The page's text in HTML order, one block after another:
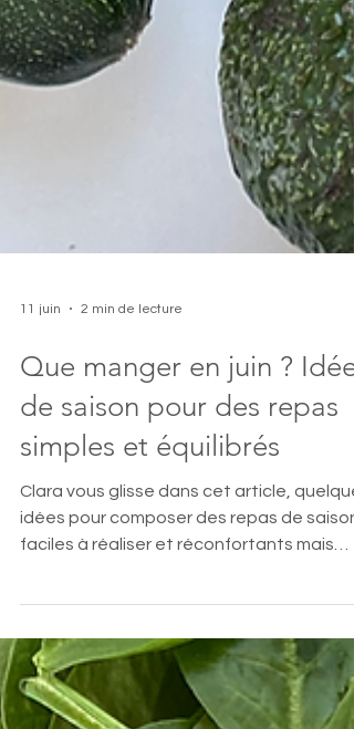
Que manger en juin ? Idées
de saison pour des repas
simples et équilibrés
Clara vous glisse dans cet article,
égalements de petits conseils nutrition du
quotidien.